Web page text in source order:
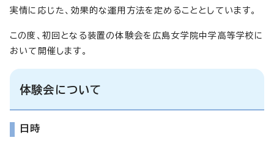
実情に応じた、効果的な運用方法を定めることとしています。
この度、初回となる装置の体験会を広島女学院中学高等学校に
おいて開催します。
体験会について
日時